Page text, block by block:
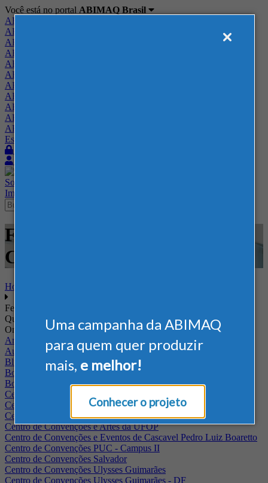
Uma campanha da ABIMAQ
para quem quer produzir
mais, e melhor!
Conhecer o projeto
Você está no portal ABIMAQ Brasil
ABIMAQ Brasil
ABIMAQ Minas Gerais
ABIMAQ Norte-Nordeste
ABIMAQ Paraná
ABIMAQ Piracicaba
ABIMAQ Ribeirão Preto
ABIMAQ Rio de Janeiro
ABIMAQ Rio Grande do Sul
ABIMAQ Santa Catarina
ABIMAQ São Paulo
ABIMAQ Vale do Paraíba
Escritório de Relações Governamentais
Sobre
Imprensa
Feiras - ExpoMag Convention
Center - Metal Mecânico
Home
Feiras
Quando
Onde
Arena Jaguariuna
Auditório Albano Franco - FIEPA
Blumenau - SC
BolognaFiere
Boulevard Olimpico - RJ
Centro Internacional de Convenções do Brasil, em Brasília
Centro de Convenções - SE
Centro de Convenções de Pernambuco - PE
Centro de Convenções e Artes da UFOP
Centro de Convenções e Eventos de Cascavel Pedro Luiz Boaretto
Centro de Convenções PUC - Campus II
Centro de Convenções Salvador
Centro de Convenções Ulysses Guimarães
Centro de Convenções Ulysses Guimarães - DF